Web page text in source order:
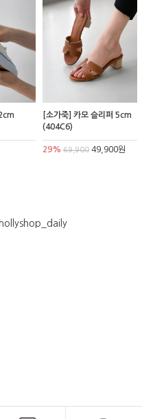
[소가죽] 카모 슬리퍼 5cm
(404C6)
29% 69,90049,900원